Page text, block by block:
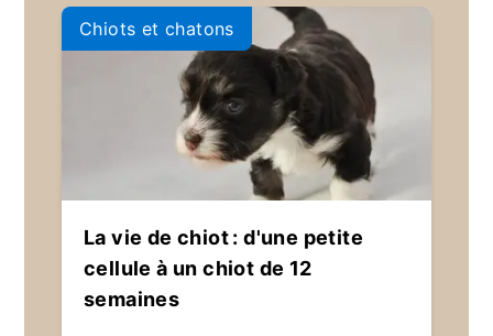
Chiots et chatons
La vie de chiot : d'une petite
cellule à un chiot de 12
semaines